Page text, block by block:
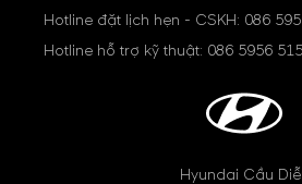
Hotline đặt lịch hẹn - CSKH: 086
Hotline hỗ trợ kỹ thuật: 086 5956 515
Hyundai Cầu